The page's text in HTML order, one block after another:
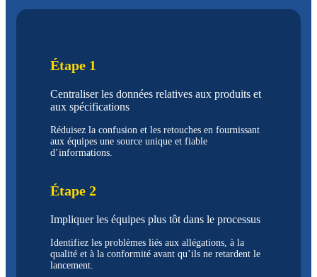
Étape 1
Centraliser les données relatives aux produits et
aux spécifications
Réduisez la confusion et les retouches en fournissant
aux équipes une source unique et fiable
d’informations.
Étape 2
Impliquer les équipes plus tôt dans le processus
Identifiez les problèmes liés aux allégations, à la
qualité et à la conformité avant qu’ils ne retardent le
lancement.